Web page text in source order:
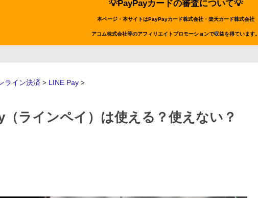
💡PayPayカードの審査について💡
本ページ・本サイトはPayPayカード株式会社・楽天カード株式会社
アコム株式会社等のアフィリエイトプロモーションで収益を得ています。
ライン決済 > LINE Pay >
（ラインペイ）は使える？使えない？